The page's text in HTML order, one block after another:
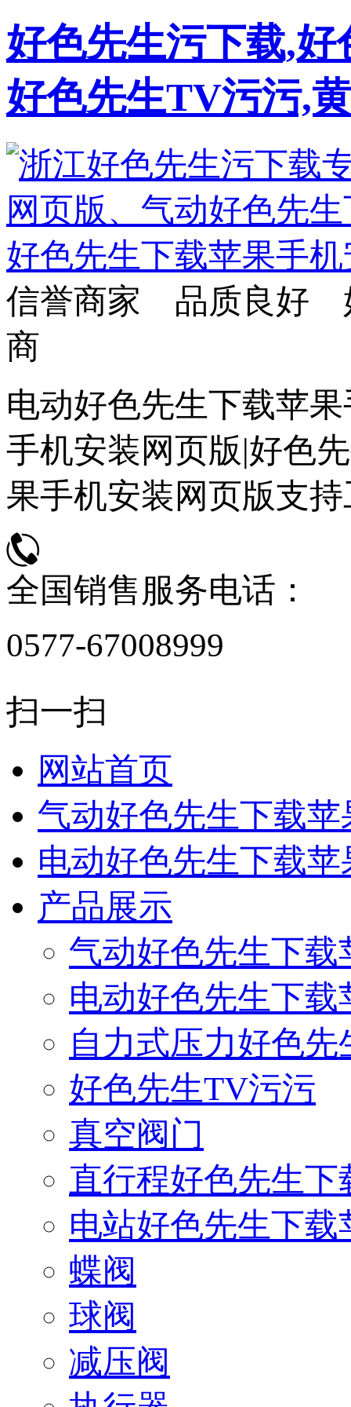
好色先生污下载,
好色先生TV污污,
信誉商家 品质良好
商
电动好色先生下载苹
手机安装网页版|好色
果手机安装网页版支
全国销售服务电话：
0577-67008999
扫一扫
网站首页
气动好色先生下载
电动好色先生下载
产品展示
气动好色先生下
电动好色先生下
自力式压力好色
好色先生TV污污
真空阀门
直行程好色先生
电站好色先生下
蝶阀
球阀
减压阀